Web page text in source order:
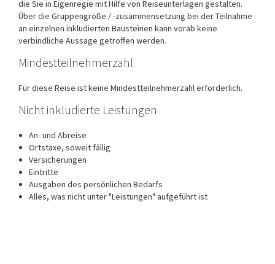
die Sie in Eigenregie mit Hilfe von Reiseunterlagen gestalten.
Über die Gruppengröße / -zusammensetzung bei der Teilnahme
an einzelnen inkludierten Bausteinen kann vorab keine
verbindliche Aussage getroffen werden.
Mindestteilnehmerzahl
Für diese Reise ist keine Mindestteilnehmerzahl erforderlich.
Nicht inkludierte Leistungen
An- und Abreise
Ortstaxe, soweit fällig
Versicherungen
Eintritte
Ausgaben des persönlichen Bedarfs
Alles, was nicht unter "Leistungen" aufgeführt ist